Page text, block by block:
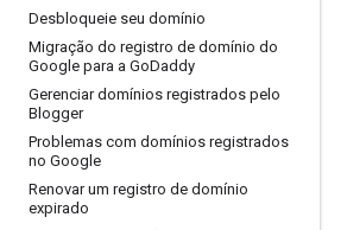
Desbloqueie seu domínio
Migração do registro de domínio do
Google para a GoDaddy
Gerenciar domínios registrados pelo
Blogger
Problemas com domínios registrados
no Google
Renovar um registro de domínio
expirado